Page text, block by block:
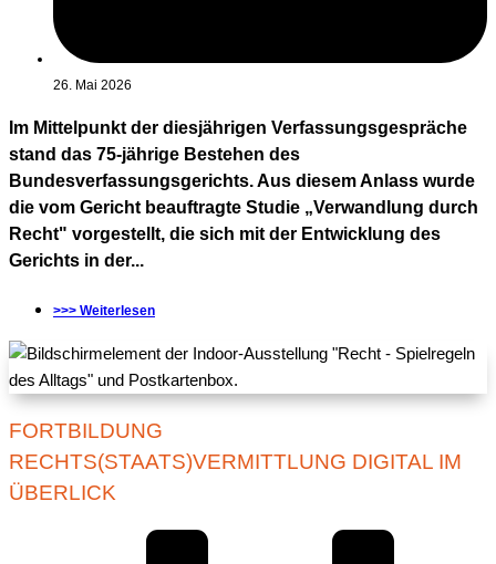
26. Mai 2026
Im Mittelpunkt der diesjährigen Verfassungsgespräche
stand das 75-jährige Bestehen des
Bundesverfassungsgerichts. Aus diesem Anlass wurde
die vom Gericht beauftragte Studie „Verwandlung durch
Recht" vorgestellt, die sich mit der Entwicklung des
Gerichts in der...
>>> Weiterlesen
FORTBILDUNG
RECHTS(STAATS)VERMITTLUNG DIGITAL IM
ÜBERLICK